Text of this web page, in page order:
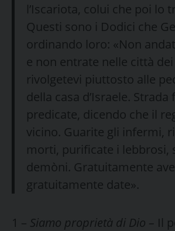
l’Iscariota, colui che poi lo
Questi sono i Dodici che
ordinando loro: «Non
e non entrate nelle città
rivolgetevi piuttosto alle
della casa d’Israele. Strada
predicate, dicendo che il
vicino. Guarite gli infermi,
morti, purificate i lebbrosi,
demòni. Gratuitamente
gratuitamente date».
1 – Siamo proprietà di Dio – Il